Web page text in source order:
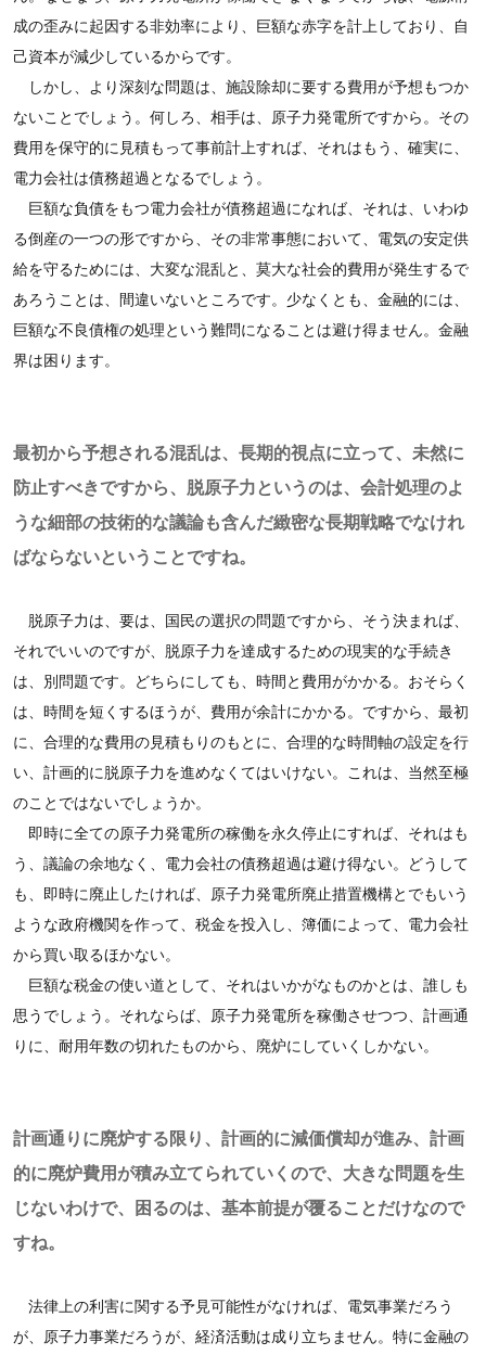
成の歪みに起因する非効率により、巨額な赤字を計上しており、自
己資本が減少しているからです。
しかし、より深刻な問題は、施設除却に要する費用が予想もつか
ないことでしょう。何しろ、相手は、原子力発電所ですから。その
費用を保守的に見積もって事前計上すれば、それはもう、確実に、
電力会社は債務超過となるでしょう。
巨額な負債をもつ電力会社が債務超過になれば、それは、いわゆ
る倒産の一つの形ですから、その非常事態において、電気の安定供
給を守るためには、大変な混乱と、莫大な社会的費用が発生するで
あろうことは、間違いないところです。少なくとも、金融的には、
巨額な不良債権の処理という難問になることは避け得ません。金融
界は困ります。
最初から予想される混乱は、長期的視点に立って、未然に
防止すべきですから、脱原子力というのは、会計処理のよ
うな細部の技術的な議論も含んだ緻密な長期戦略でなけれ
ばならないということですね。
脱原子力は、要は、国民の選択の問題ですから、そう決まれば、
それでいいのですが、脱原子力を達成するための現実的な手続き
は、別問題です。どちらにしても、時間と費用がかかる。おそらく
は、時間を短くするほうが、費用が余計にかかる。ですから、最初
に、合理的な費用の見積もりのもとに、合理的な時間軸の設定を行
い、計画的に脱原子力を進めなくてはいけない。これは、当然至極
のことではないでしょうか。
即時に全ての原子力発電所の稼働を永久停止にすれば、それはも
う、議論の余地なく、電力会社の債務超過は避け得ない。どうして
も、即時に廃止したければ、原子力発電所廃止措置機構とでもいう
ような政府機関を作って、税金を投入し、簿価によって、電力会社
から買い取るほかない。
巨額な税金の使い道として、それはいかがなものかとは、誰しも
思うでしょう。それならば、原子力発電所を稼働させつつ、計画通
りに、耐用年数の切れたものから、廃炉にしていくしかない。
計画通りに廃炉する限り、計画的に減価償却が進み、計画
的に廃炉費用が積み立てられていくので、大きな問題を生
じないわけで、困るのは、基本前提が覆ることだけなので
すね。
法律上の利害に関する予見可能性がなければ、電気事業だろう
が、原子力事業だろうが、経済活動は成り立ちません。特に金融の